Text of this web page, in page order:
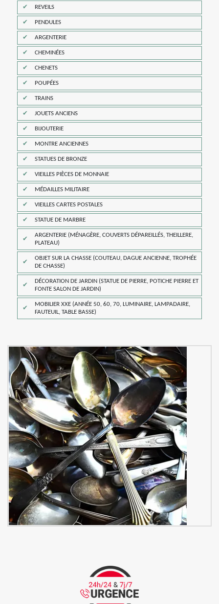
REVEILS
PENDULES
ARGENTERIE
CHEMINÉES
CHENETS
POUPÉES
TRAINS
JOUETS ANCIENS
BIJOUTERIE
MONTRE ANCIENNES
STATUES DE BRONZE
VIEILLES PIÈCES DE MONNAIE
MÉDAILLES MILITAIRE
VIEILLES CARTES POSTALES
STATUE DE MARBRE
ARGENTERIE (MÉNAGÈRE, COUVERTS DÉPAREILLÉS, THEILLERE,
PLATEAU)
OBJET SUR LA CHASSE (COUTEAU, DAGUE ANCIENNE, TROPHÉE
DE CHASSE)
DÉCORATION DE JARDIN (STATUE DE PIERRE, POTICHE PIERRE ET
FONTE SALON DE JARDIN)
MOBILIER XXE (ANNÉE 50, 60, 70, LUMINAIRE, LAMPADAIRE,
FAUTEUIL, TABLE BASSE)